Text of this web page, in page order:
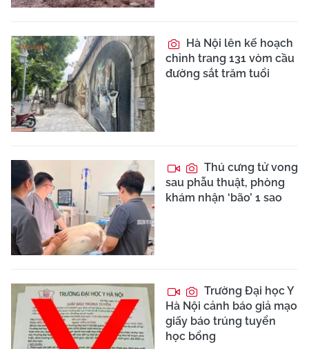
Hà Nội lên kế hoạch
chỉnh trang 131 vòm cầu
đường sắt trăm tuổi
Thú cưng tử vong
sau phẫu thuật, phòng
khám nhận ‘bão’ 1 sao
Trường Đại học Y
Hà Nội cảnh báo giả mạo
giấy báo trúng tuyển
học bổng